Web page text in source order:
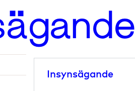
Insynsägande